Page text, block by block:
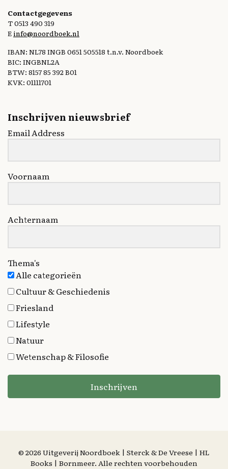
Contactgegevens
T 0513 490 319
E info@noordboek.nl
IBAN: NL78 INGB 0651 505518 t.n.v. Noordboek
BIC: INGBNL2A
BTW: 8157 85 392 B01
KVK: 01111701
Inschrijven nieuwsbrief
Email Address
Voornaam
Achternaam
Thema's
Alle categorieën
Cultuur & Geschiedenis
Friesland
Lifestyle
Natuur
Wetenschap & Filosofie
Inschrijven
© 2026 Uitgeverij Noordboek | Sterck & De Vreese | HL
Books | Bornmeer. Alle rechten voorbehouden